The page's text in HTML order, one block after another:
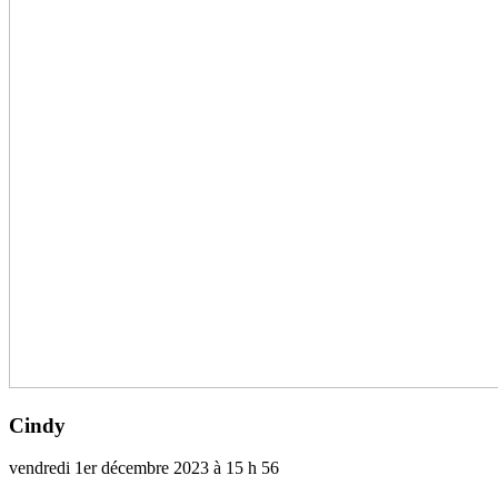
Cindy
vendredi 1er décembre 2023 à 15 h 56